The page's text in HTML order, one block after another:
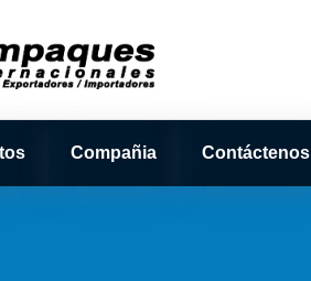
Compañia Contáctenos